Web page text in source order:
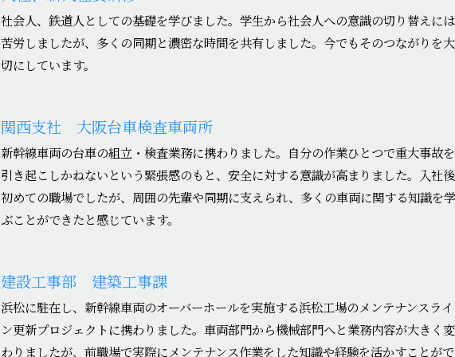
社会人、鉄道人としての基礎を学びました。学生から社会人への意識の切り替えには
苦労しましたが、多くの同期と濃密な時間を共有しました。今でもそのつながりを大
切にしています。
関西支社 大阪台車検査車両所
新幹線車両の台車の組立・検査業務に携わりました。自分の作業ひとつで重大事故を
引き起こしかねないという緊張感のもと、安全に対する意識が高まりました。入社後
初めての職場でしたが、周囲の先輩や同期に支えられ、多くの車両に関する知識を学
ぶことができたと感じています。
建設工事部 建築工事課
浜松に駐在し、新幹線車両のオーバーホールを実施する浜松工場のメンテナンスライ
ン更新プロジェクトに携わりました。車両部門から機械部門へと業務内容が大きく変
わりましたが、前職場で実際にメンテナンス作業をした知識や経験を活かすことがで